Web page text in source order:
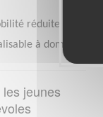
réduite
à domicile
les jeunes